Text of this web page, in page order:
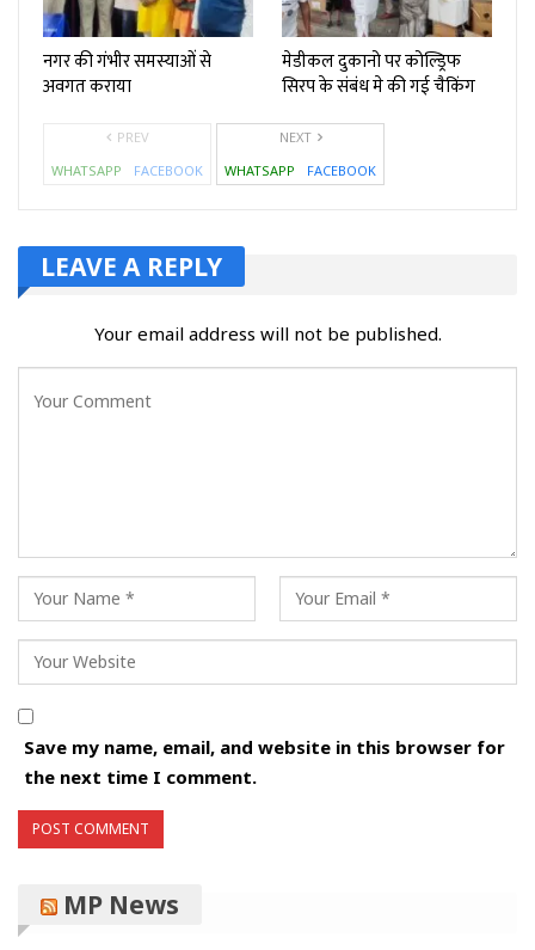
नगर की गंभीर समस्याओं से
अवगत कराया
मेडीकल दुकानो पर कोल्ड्रिफ
सिरप के संबंध मे की गई चैकिंग
PREV
WHATSAPP
FACEBOOK
NEXT
WHATSAPP
FACEBOOK
LEAVE A REPLY
Your email address will not be published.
Save my name, email, and website in this browser for
the next time I comment.
MP News